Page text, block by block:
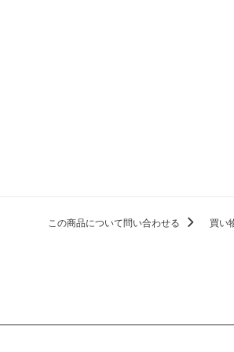
この商品について問い合わせる 買い